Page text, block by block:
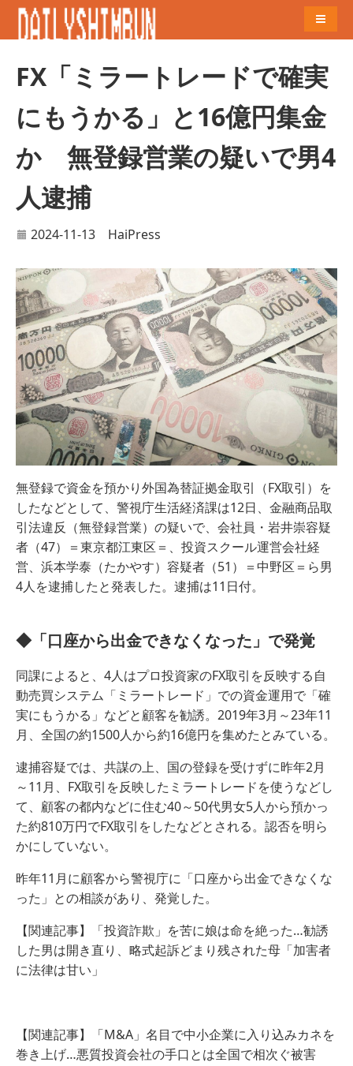
FX「ミラートレードで確実
にもうかる」と16億円集金
か 無登録営業の疑いで男4
人逮捕
2024-11-13 HaiPress
無登録で資金を預かり外国為替証拠金取引（FX取引）を
したなどとして、警視庁生活経済課は12日、金融商品取
引法違反（無登録営業）の疑いで、会社員・岩井崇容疑
者（47）＝東京都江東区＝、投資スクール運営会社経
営、浜本学泰（たかやす）容疑者（51）＝中野区＝ら男
4人を逮捕したと発表した。逮捕は11日付。
◆「口座から出金できなくなった」で発覚
同課によると、4人はプロ投資家のFX取引を反映する自
動売買システム「ミラートレード」での資金運用で「確
実にもうかる」などと顧客を勧誘。2019年3月～23年11
月、全国の約1500人から約16億円を集めたとみている。
逮捕容疑では、共謀の上、国の登録を受けずに昨年2月
～11月、FX取引を反映したミラートレードを使うなどし
て、顧客の都内などに住む40～50代男女5人から預かっ
た約810万円でFX取引をしたなどとされる。認否を明ら
かにしていない。
昨年11月に顧客から警視庁に「口座から出金できなくな
った」との相談があり、発覚した。
【関連記事】「投資詐欺」を苦に娘は命を絶った…勧誘
した男は開き直り、略式起訴どまり残された母「加害者
に法律は甘い」
【関連記事】「M&A」名目で中小企業に入り込みカネを
巻き上げ…悪質投資会社の手口とは全国で相次ぐ被害